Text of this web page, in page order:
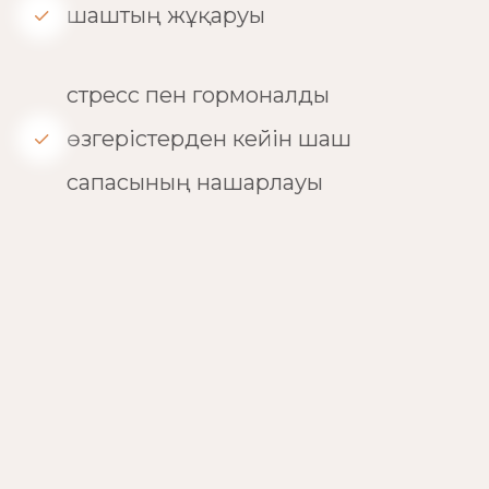
шаштың жұқаруы
стресс пен гормоналды
өзгерістерден кейін шаш
сапасының нашарлауы